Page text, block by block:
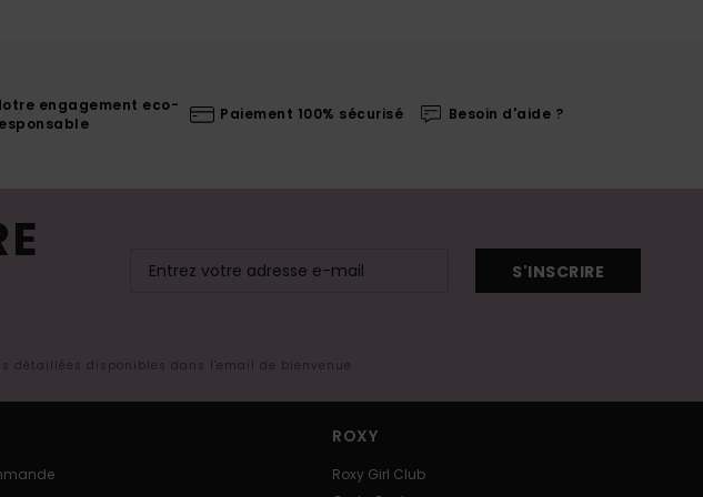
engagement eco-
Paiement 100% sécurisé Besoin d'aide ?
S'INSCRIRE
détaillées disponibles dans l'email de bienvenue
ROXY
Roxy Girl Club